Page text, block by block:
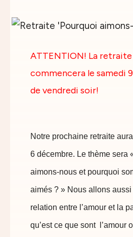
ATTENTION! La retraite
commencera le samedi
de vendredi soir!
Notre prochaine retraite
6 décembre. Le thème sera
aimons-nous et pourquoi
aimés ? » Nous allons aussi
relation entre l’amour et la
qu’est ce que sont l’amour